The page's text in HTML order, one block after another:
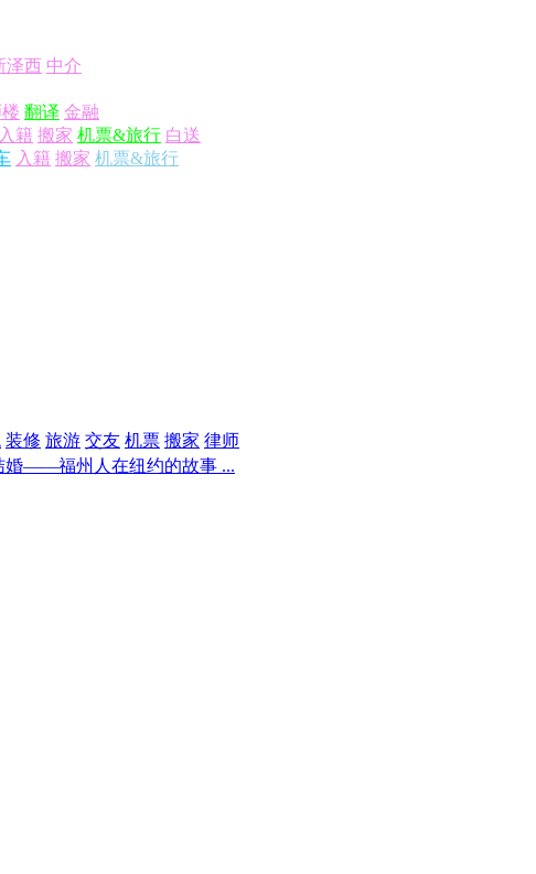
泽西 中介
翻译 金融
入籍 搬家 机票&旅行 白送
入籍 搬家 机票&旅行
装修 旅游 交友 机票 搬家 律师
婚——福州人在纽约的故事 ...